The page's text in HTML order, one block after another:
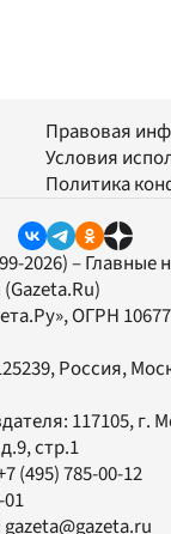
Правовая
Условия
Политика
2026) – Главные
(Gazeta.Ru)
, ОГРН
Россия,
117105, г.
стр.1
(495) 785-00-12
01
gazeta@gazeta.ru